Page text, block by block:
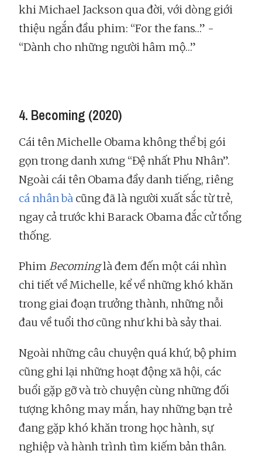
khi Michael Jackson qua đời, với dòng giới
thiệu ngắn đầu phim: “For the fans…” -
“Dành cho những người hâm mộ…”
4. Becoming (2020)
Cái tên Michelle Obama không thể bị gói
gọn trong danh xưng “Đệ nhất Phu Nhân”.
Ngoài cái tên Obama đầy danh tiếng, riêng
cá nhân bà cũng đã là người xuất sắc từ trẻ,
ngay cả trước khi Barack Obama đắc cử tổng
thống.
Phim Becominglà đem đến một cái nhìn
chi tiết về Michelle, kể về những khó khăn
trong giai đoạn trưởng thành, những nỗi
đau về tuổi thơ cũng như khi bà sảy thai.
Ngoài những câu chuyện quá khứ, bộ phim
cũng ghi lại những hoạt động xã hội, các
buổi gặp gỡ và trò chuyện cùng những đối
tượng không may mắn, hay những bạn trẻ
đang gặp khó khăn trong học hành, sự
nghiệp và hành trình tìm kiếm bản thân.